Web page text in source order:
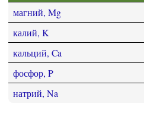
магний, Mg
калий, K
кальций, Ca
фосфор, P
натрий, Na